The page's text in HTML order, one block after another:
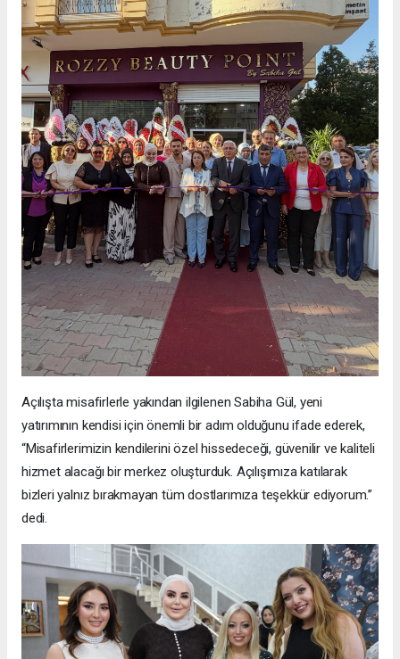
Açılışta misafirlerle yakından ilgilenen Sabiha Gül, yeni
yatırımının kendisi için önemli bir adım olduğunu ifade ederek,
“Misafirlerimizin kendilerini özel hissedeceği, güvenilir ve kaliteli
hizmet alacağı bir merkez oluşturduk. Açılışımıza katılarak
bizleri yalnız bırakmayan tüm dostlarımıza teşekkür ediyorum.”
dedi.